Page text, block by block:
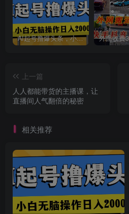
AI起号撸爆头条，小白也能操作，日入2000+
上一篇
人人都能带货的主播课，让
直播间人气翻倍的秘密
相关推荐